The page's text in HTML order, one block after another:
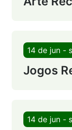
14 de jun -
Jogos
14 de jun -